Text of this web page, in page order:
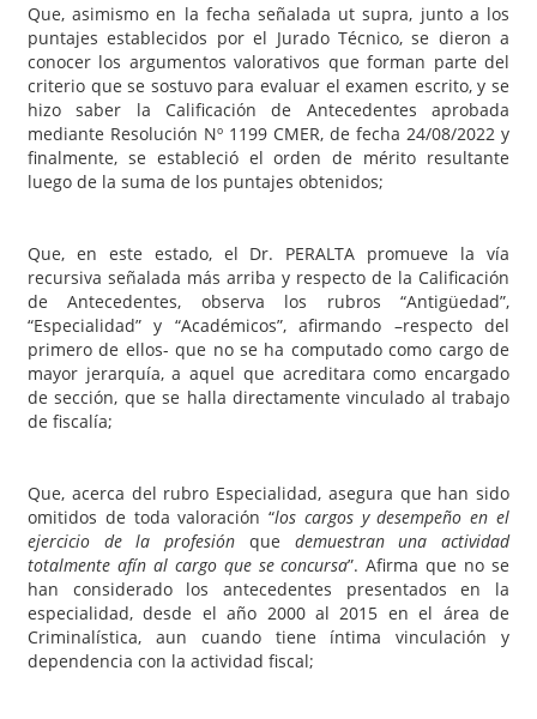
Que, asimismo en la fecha señalada ut supra, junto a los
puntajes establecidos por el Jurado Técnico, se dieron a
conocer los argumentos valorativos que forman parte del
criterio que se sostuvo para evaluar el examen escrito, y se
hizo saber la Calificación de Antecedentes aprobada
mediante Resolución Nº 1199 CMER, de fecha 24/08/2022 y
finalmente, se estableció el orden de mérito resultante
luego de la suma de los puntajes obtenidos;
Que, en este estado, el Dr. PERALTA promueve la vía
recursiva señalada más arriba y respecto de la Calificación
de Antecedentes, observa los rubros “Antigüedad”,
“Especialidad” y “Académicos”, afirmando –respecto del
primero de ellos- que no se ha computado como cargo de
mayor jerarquía, a aquel que acreditara como encargado
de sección, que se halla directamente vinculado al trabajo
de fiscalía;
Que, acerca del rubro Especialidad, asegura que han sido
omitidos de toda valoración “los cargos y desempeño en el
ejercicio de la profesión que demuestran una actividad
totalmente afín al cargo que se concursa”. Afirma que no se
han considerado los antecedentes presentados en la
especialidad, desde el año 2000 al 2015 en el área de
Criminalística, aun cuando tiene íntima vinculación y
dependencia con la actividad fiscal;